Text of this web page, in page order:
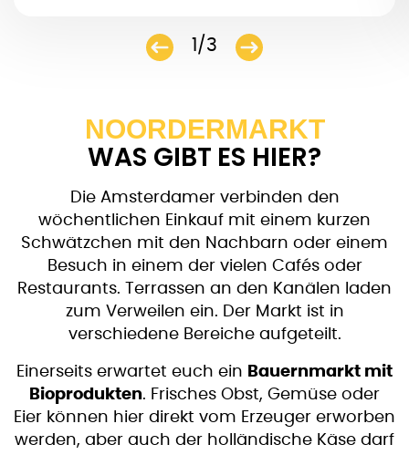
1/3
NOORDERMARKT
WAS GIBT ES HIER?
Die Amsterdamer verbinden den
wöchentlichen Einkauf mit einem kurzen
Schwätzchen mit den Nachbarn oder einem
Besuch in einem der vielen Cafés oder
Restaurants. Terrassen an den Kanälen laden
zum Verweilen ein. Der Markt ist in
verschiedene Bereiche aufgeteilt.
Einerseits erwartet euch ein Bauernmarkt mit
Bioprodukten. Frisches Obst, Gemüse oder
Eier können hier direkt vom Erzeuger erworben
werden, aber auch der holländische Käse darf